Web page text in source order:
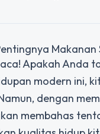
Makanan
Apakah Anda
modern ini,
dengan
membahas